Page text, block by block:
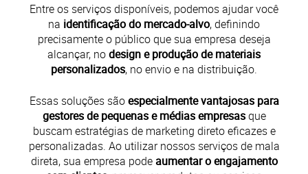
Entre os serviços disponíveis, podemos ajudar você
na identificação do mercado-alvo, definindo
precisamente o público que sua empresa deseja
alcançar, nodesign e produção de materiais
personalizados, no envio e na distribuição.
Essas soluções sãoespecialmente vantajosas para
gestores de pequenas e médias empresasque
buscam estratégias de marketing direto eficazes e
personalizadas. Ao utilizar nossos serviços de mala
direta, sua empresa podeaumentar o engajamento